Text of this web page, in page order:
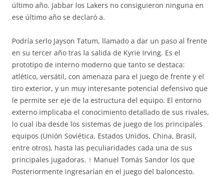
último año. Jabbar los Lakers no consiguieron ninguna en
ese último año se declaró a.
Podría serlo Jayson Tatum, llamado a dar un paso al frente
en su tercer año tras la salida de Kyrie Irving. Es el
prototipo de interno moderno que tanto se destaca:
atlético, versátil, con amenaza para el juego de frente y el
tiro exterior, y un muy interesante potencial defensivo que
le permite ser eje de la estructura del equipo. El entorno
externo implicaba el conocimiento detallado de sus rivales,
lo cual iba desde los sistemas de juego de los principales
equipos (Unión Soviética, Estados Unidos, China, Brasil,
entre otros), hasta las peculiaridades cada una de sus
principales jugadoras. ↑ Manuel Tomás Sandor los que
Posteriormente ingresarían en el juego del baloncesto.